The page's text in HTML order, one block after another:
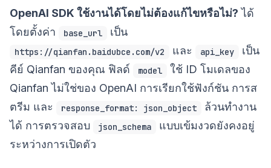
OpenAI SDK ใช้งานได้โดยไม่ต้องแก้ไขหรือไม่? ได้
โดยตั้งค่า
base_url เป็น
https://qianfan.baidubce.com/v2 และ api_key
เป็น
คีย์ Qianfan ของคุณ ฟิลด์
model
ใช้ ID โมเดลของ
Qianfan ไม่ใช่ของ OpenAI การเรียกใช้ฟังก์ชัน การส
ตรีม และ
response_format: json_object
ล้วนทำงาน
ได้ การตรวจสอบ
json_schema
แบบเข้มงวดยังคงอยู่
ระหว่างการเปิดตัว